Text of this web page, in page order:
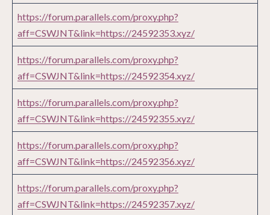
https://forum.parallels.com/proxy.php?
aff=CSWJNT&link=https://24592353.xyz/
https://forum.parallels.com/proxy.php?
aff=CSWJNT&link=https://24592354.xyz/
https://forum.parallels.com/proxy.php?
aff=CSWJNT&link=https://24592355.xyz/
https://forum.parallels.com/proxy.php?
aff=CSWJNT&link=https://24592356.xyz/
https://forum.parallels.com/proxy.php?
aff=CSWJNT&link=https://24592357.xyz/